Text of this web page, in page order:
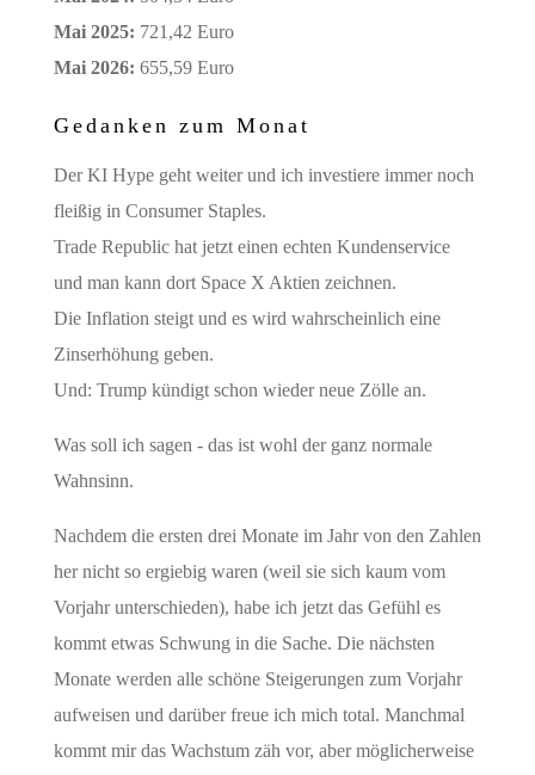
Mai 2025: 721,42 Euro
Mai 2026: 655,59 Euro
Gedanken zum Monat
Der KI Hype geht weiter und ich investiere immer noch
fleißig in Consumer Staples.
Trade Republic hat jetzt einen echten Kundenservice
und man kann dort Space X Aktien zeichnen.
Die Inflation steigt und es wird wahrscheinlich eine
Zinserhöhung geben.
Und: Trump kündigt schon wieder neue Zölle an.
Was soll ich sagen - das ist wohl der ganz normale
Wahnsinn.
Nachdem die ersten drei Monate im Jahr von den Zahlen
her nicht so ergiebig waren (weil sie sich kaum vom
Vorjahr unterschieden), habe ich jetzt das Gefühl es
kommt etwas Schwung in die Sache. Die nächsten
Monate werden alle schöne Steigerungen zum Vorjahr
aufweisen und darüber freue ich mich total. Manchmal
kommt mir das Wachstum zäh vor, aber möglicherweise